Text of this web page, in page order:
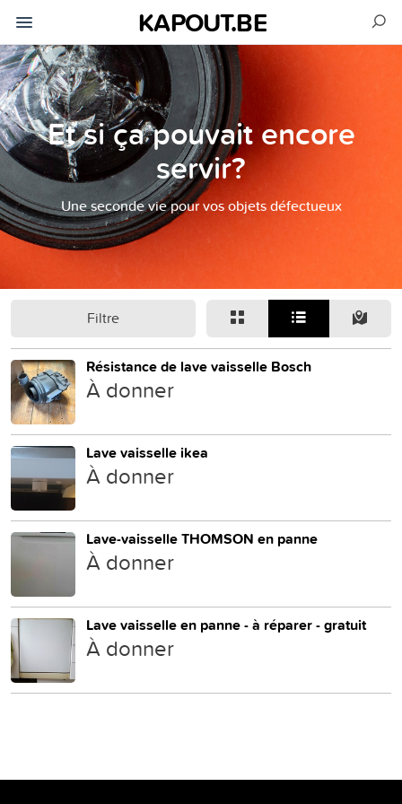
KAPOUT.BE
Et si ça pouvait encore
servir?
Une seconde vie pour vos objets défectueux
Filtre
Résistance de lave vaisselle Bosch
À donner
Lave vaisselle ikea
À donner
Lave-vaisselle THOMSON en panne
À donner
Lave vaisselle en panne - à réparer - gratuit
À donner